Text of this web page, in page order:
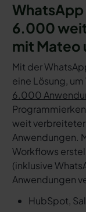
WhatsApp
6.000
mit Mateo
Mit der
eine Lösung,
6.000
weit
Anwendungen.
Workflows
(inklusive
Anwendungen
HubSpot,